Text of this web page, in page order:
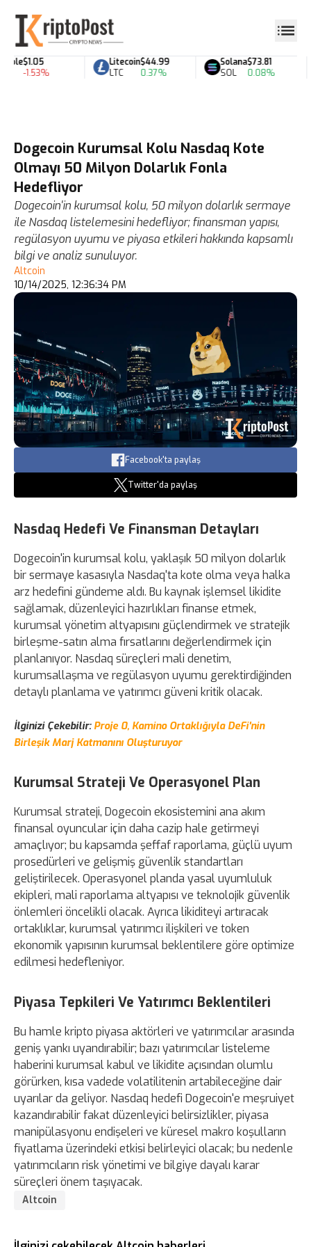
$1.05
-1.53%
Litecoin
LTC
$44.99
0.37%
Solana
SOL
$73.81
0.08%
Dogecoin Kurumsal Kolu Nasdaq Kote
Olmayı 50 Milyon Dolarlık Fonla
Hedefliyor
Dogecoin'in kurumsal kolu, 50 milyon dolarlık sermaye
ile Nasdaq listelemesini hedefliyor; finansman yapısı,
regülasyon uyumu ve piyasa etkileri hakkında kapsamlı
bilgi ve analiz sunuluyor.
Altcoin
10/14/2025, 12:36:34 PM
Facebook'ta paylaş
Twitter'da paylaş
Nasdaq Hedefi Ve Finansman Detayları
Dogecoin'in kurumsal kolu, yaklaşık 50 milyon dolarlık
bir sermaye kasasıyla Nasdaq'ta kote olma veya halka
arz hedefini gündeme aldı. Bu kaynak işlemsel likidite
sağlamak, düzenleyici hazırlıkları finanse etmek,
kurumsal yönetim altyapısını güçlendirmek ve stratejik
birleşme-satın alma fırsatlarını değerlendirmek için
planlanıyor. Nasdaq süreçleri mali denetim,
kurumsallaşma ve regülasyon uyumu gerektirdiğinden
detaylı planlama ve yatırımcı güveni kritik olacak.
İlginizi Çekebilir: Proje 0, Kamino Ortaklığıyla DeFi'nin
Birleşik Marj Katmanını Oluşturuyor
Kurumsal Strateji Ve Operasyonel Plan
Kurumsal strateji, Dogecoin ekosistemini ana akım
finansal oyuncular için daha cazip hale getirmeyi
amaçlıyor; bu kapsamda şeffaf raporlama, güçlü uyum
prosedürleri ve gelişmiş güvenlik standartları
geliştirilecek. Operasyonel planda yasal uyumluluk
ekipleri, mali raporlama altyapısı ve teknolojik güvenlik
önlemleri öncelikli olacak. Ayrıca likiditeyi artıracak
ortaklıklar, kurumsal yatırımcı ilişkileri ve token
ekonomik yapısının kurumsal beklentilere göre optimize
edilmesi hedefleniyor.
Piyasa Tepkileri Ve Yatırımcı Beklentileri
Bu hamle kripto piyasa aktörleri ve yatırımcılar arasında
geniş yankı uyandırabilir; bazı yatırımcılar listeleme
haberini kurumsal kabul ve likidite açısından olumlu
görürken, kısa vadede volatilitenin artabileceğine dair
uyarılar da geliyor. Nasdaq hedefi Dogecoin'e meşruiyet
kazandırabilir fakat düzenleyici belirsizlikler, piyasa
manipülasyonu endişeleri ve küresel makro koşulların
fiyatlama üzerindeki etkisi belirleyici olacak; bu nedenle
yatırımcıların risk yönetimi ve bilgiye dayalı karar
süreçleri önem taşıyacak.
Altcoin